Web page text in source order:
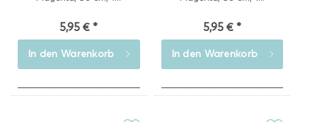
5,95 € *
In den Warenkorb
5,95 € *
In den Warenkorb